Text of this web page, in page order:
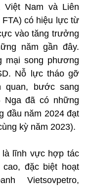
Nam và Liên
FTA) có hiệu lực từ
vào tăng trưởng
năm gần đây.
mại song phương
Nỗ lực tháo gỡ
quan, bước sang
Nga đã có những
đầu năm 2024 đạt
kỳ năm 2023).
lĩnh vực hợp tác
đặc biệt hoạt
Vietsovpetro,